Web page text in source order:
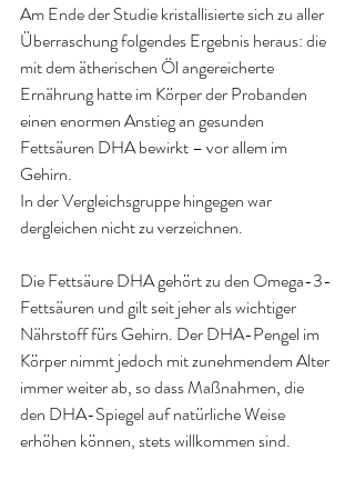
Am Ende der Studie kristallisierte sich zu aller
Überraschung folgendes Ergebnis heraus: die
mit dem ätherischen Öl angereicherte
Ernährung hatte im Körper der Probanden
einen enormen Anstieg an gesunden
Fettsäuren DHA bewirkt – vor allem im
Gehirn.
In der Vergleichsgruppe hingegen war
dergleichen nicht zu verzeichnen.
Die Fettsäure DHA gehört zu den Omega-3-
Fettsäuren und gilt seit jeher als wichtiger
Nährstoff fürs Gehirn. Der DHA-Pengel im
Körper nimmt jedoch mit zunehmendem Alter
immer weiter ab, so dass Maßnahmen, die
den DHA-Spiegel auf natürliche Weise
erhöhen können, stets willkommen sind.